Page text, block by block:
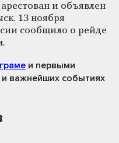
и объявлен
13 ноября
сообщило о рейде
и первыми
и важнейших событиях